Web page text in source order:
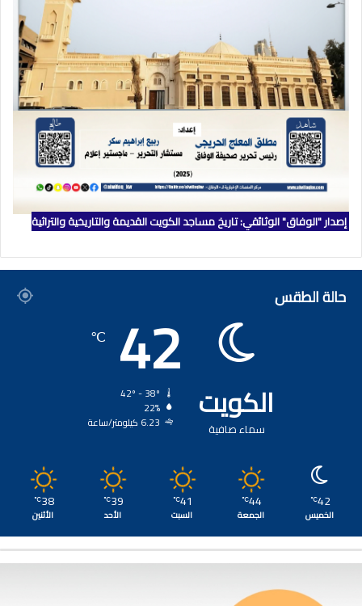
إصدار "الوفاق" الوثائقي: تاريخ مساجد الكويت القديمة والتاريخية والتراثية
حالة الطقس
الكويت
سماء صافية
42
℃
22%
6.23 كيلومتر/ساعة
42
℃
الخميس
44
℃
الجمعة
41
℃
السبت
39
℃
الأحد
38
℃
الأثنين